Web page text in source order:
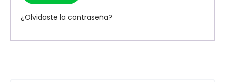
¿Olvidaste la contraseña?